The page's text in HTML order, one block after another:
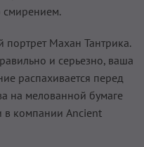
смирением.
портрет Махан Тантрика.
и серьезно, ваша
распахивается перед
на мелованной бумаге
в компании Ancient